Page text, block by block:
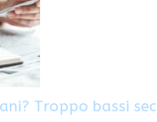
Troppo bassi